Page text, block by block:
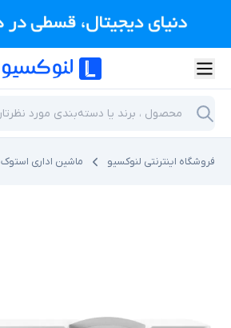
فروشگاه اینترنتی لنوکسیو ماشین اداری استوک